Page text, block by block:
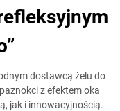
dostawcą żelu do
z efektem oka
jak i innowacyjnością.